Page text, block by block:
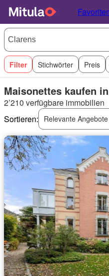
Filter Stichwörter Preis
Maisonettes kaufen
2’210 verfügbare immobilien
Sortieren:
Relevante